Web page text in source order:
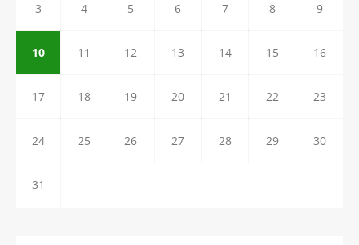
3 4 5 6 7 8 9
10 11 12 13 14 15 16
17 18 19 20 21 22 23
24 25 26 27 28 29 30
31